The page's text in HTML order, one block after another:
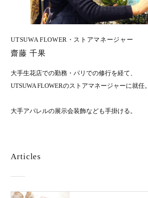
UTSUWA FLOWER・ストアマネージャー
齋藤 千果
大手生花店での勤務・パリでの修行を経て、
UTSUWA FLOWERのストアマネージャーに就任。
大手アパレルの展示会装飾なども手掛ける。
Articles